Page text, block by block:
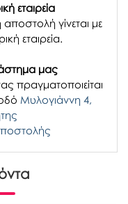
εταιρεία
γίνεται με
εταιρεία.
μας
πραγματοποιείται
Μυλογιάννη 4,